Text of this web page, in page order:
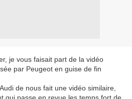
je vous faisait part de la vidéo
par Peugeot en guise de fin
de nous fait une vidéo similaire,